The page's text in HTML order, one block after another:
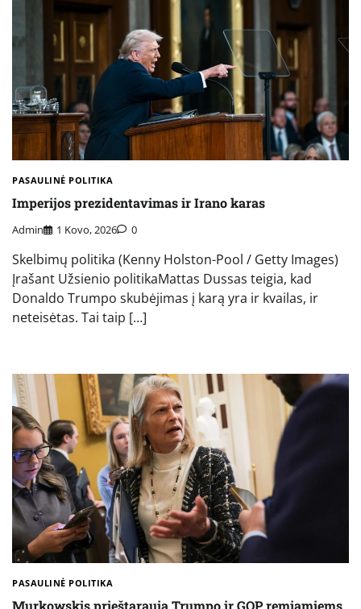
PASAULINĖ POLITIKA
Imperijos prezidentavimas ir Irano karas
Admin 1 Kovo, 2026 0
Skelbimų politika (Kenny Holston-Pool / Getty Images)
Įrašant Užsienio politikaMattas Dussas teigia, kad
Donaldo Trumpo skubėjimas į karą yra ir kvailas, ir
neteisėtas. Tai taip […]
PASAULINĖ POLITIKA
Murkowskis prieštarauja Trumpo ir GOP remiamiems